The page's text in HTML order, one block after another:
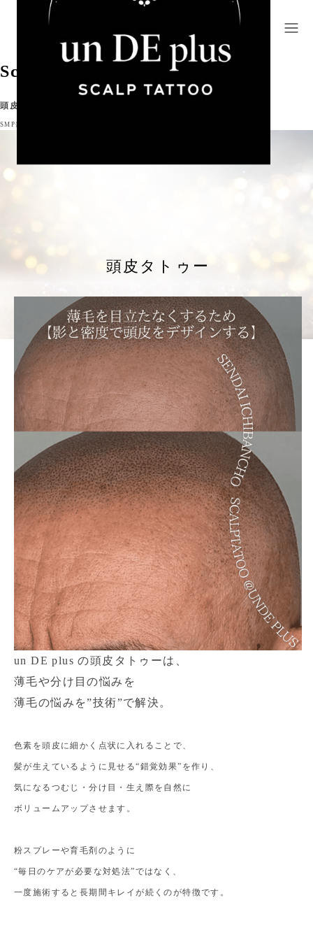
Scalp ink
頭皮タトゥー
SMP薄毛治療
頭皮タトゥー
un DE plus の頭皮タトゥーは、
薄毛や分け目の悩みを
薄毛の悩みを”技術”で解決。
色素を頭皮に細かく点状に入れることで、
髪が生えているように見せる“錯覚効果” を作り、
気になるつむじ・分け目・生え際を自然に
ボリュームアップさせます。
粉スプレーや育毛剤のように
“毎日のケアが必要な対処法”ではなく、
一度施術すると長期間キレイが続くのが特徴です。